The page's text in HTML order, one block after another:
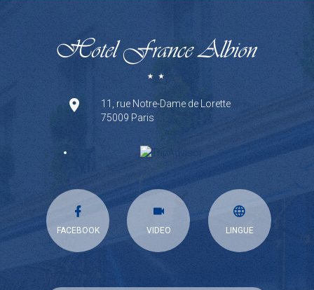
11, rue Notre-Dame de Lorette
75009 Paris
FACEBOOK VIDEO LINGUE